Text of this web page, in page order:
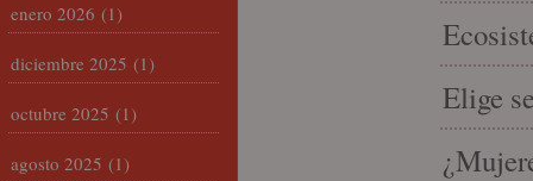
Elige
enero 2026 (1)
diciembre 2025 (1)
octubre 2025 (1)
agosto 2025 (1)